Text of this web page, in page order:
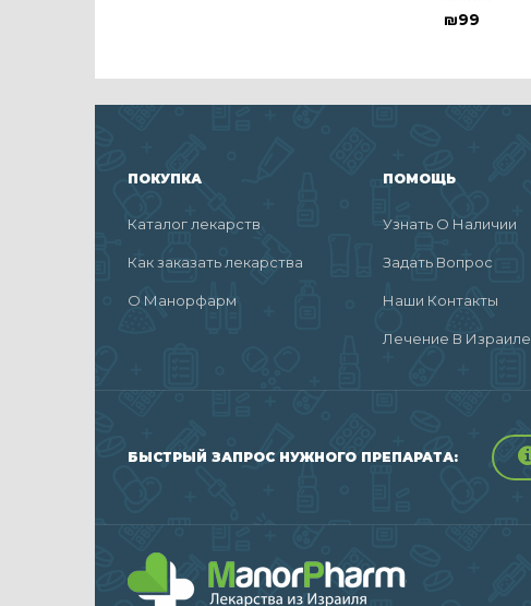
₪99
ПОКУПКА
Каталог лекарств
Как заказать лекарства
О Манорфарм
ПОМОЩЬ
Узнать О Наличии
Задать Вопрос
Наши Контакты
Лечение В Израиле
БЫСТРЫЙ ЗАПРОС НУЖНОГО ПРЕПАРАТА: